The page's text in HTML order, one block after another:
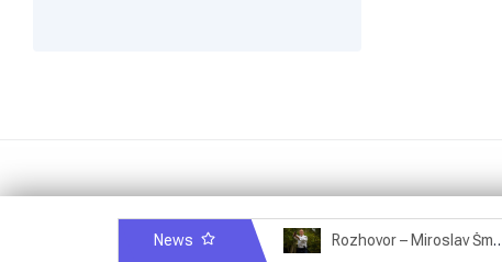
News Rozhovor – Miroslav